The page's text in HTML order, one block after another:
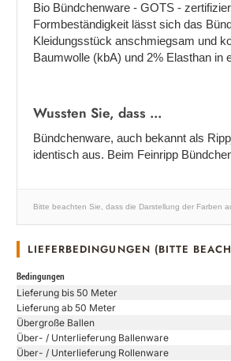
Bio Bündchenware - GOTS -
Formbeständigkeit lässt sich das
Kleidungsstück anschmiegsam und
Baumwolle (kbA) und 2% Elasthan in
Wussten Sie, dass ...
Bündchenware, auch bekannt als
identisch aus. Beim Feinripp
Bitte beachten Sie, dass die Darstellung der Farben
LIEFERBEDINGUNGEN (BITTE
Bedingungen
Lieferung bis 50 Meter
Lieferung ab 50 Meter
Übergroße Ballen
Über- / Unterlieferung Ballenware
Über- / Unterlieferung Rollenware